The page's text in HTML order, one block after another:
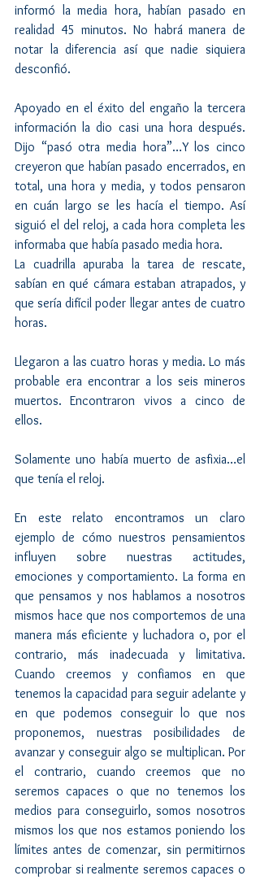
informó la media hora, habían pasado en
realidad 45 minutos. No habrá manera de
notar la diferencia así que nadie siquiera
desconfió.
Apoyado en el éxito del engaño la tercera
información la dio casi una hora después.
Dijo “pasó otra media hora”…Y los cinco
creyeron que habían pasado encerrados, en
total, una hora y media, y todos pensaron
en cuán largo se les hacía el tiempo. Así
siguió el del reloj, a cada hora completa les
informaba que había pasado media hora.
La cuadrilla apuraba la tarea de rescate,
sabían en qué cámara estaban atrapados, y
que sería difícil poder llegar antes de cuatro
horas.
Llegaron a las cuatro horas y media. Lo más
probable era encontrar a los seis mineros
muertos. Encontraron vivos a cinco de
ellos.
Solamente uno había muerto de asfixia…el
que tenía el reloj.
En este relato encontramos un claro
ejemplo de cómo nuestros pensamientos
influyen sobre nuestras actitudes,
emociones y comportamiento. La forma en
que pensamos y nos hablamos a nosotros
mismos hace que nos comportemos de una
manera más eficiente y luchadora o, por el
contrario, más inadecuada y limitativa.
Cuando creemos y confiamos en que
tenemos la capacidad para seguir adelante y
en que podemos conseguir lo que nos
proponemos, nuestras posibilidades de
avanzar y conseguir algo se multiplican. Por
el contrario, cuando creemos que no
seremos capaces o que no tenemos los
medios para conseguirlo, somos nosotros
mismos los que nos estamos poniendo los
límites antes de comenzar, sin permitirnos
comprobar si realmente seremos capaces o